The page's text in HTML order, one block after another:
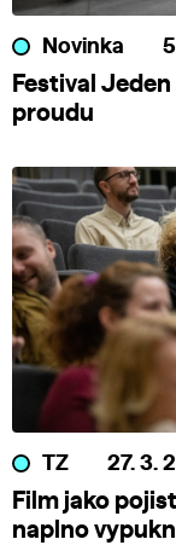
Novinka
Festival
proudu
TZ 27. 3.
Film jako
naplno